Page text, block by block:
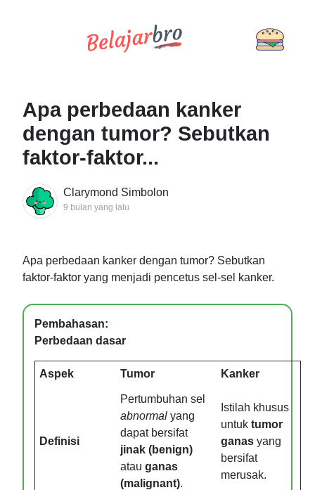
Apa perbedaan kanker
dengan tumor? Sebutkan
faktor-faktor...
Clarymond Simbolon
9 bulan yang lalu
Apa perbedaan kanker dengan tumor? Sebutkan
faktor-faktor yang menjadi pencetus sel-sel kanker.
Pembahasan:
Perbedaan dasar
Aspek Tumor Kanker
Definisi
Pertumbuhan sel
abnormal yang
dapat bersifat
jinak (benign)
atau ganas
(malignant).
Istilah khusus
untuk tumor
ganas yang
bersifat
merusak.